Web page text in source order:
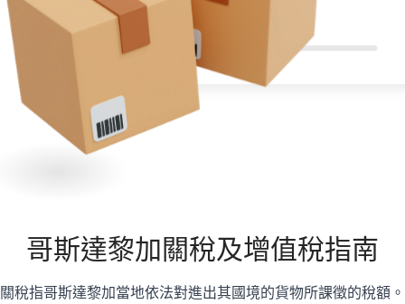
哥斯達黎加關稅及增值稅指南
關稅指哥斯達黎加當地依法對進出其國境的貨物所課徵的稅額。